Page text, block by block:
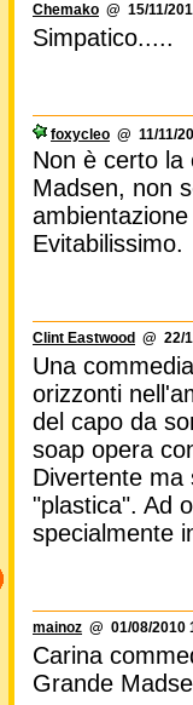
Chemako @ 15/11/
Simpatico.....
foxycleo @ 11/11/
Non è certo la
Madsen, non
Evitabilissimo.
Clint Eastwood @ 22/
Una
orizzonti
del capo da
soap opera
Divertente ma
"plastica". Ad
specialmente
mainoz @ 01/08/2010
Carina
Grande